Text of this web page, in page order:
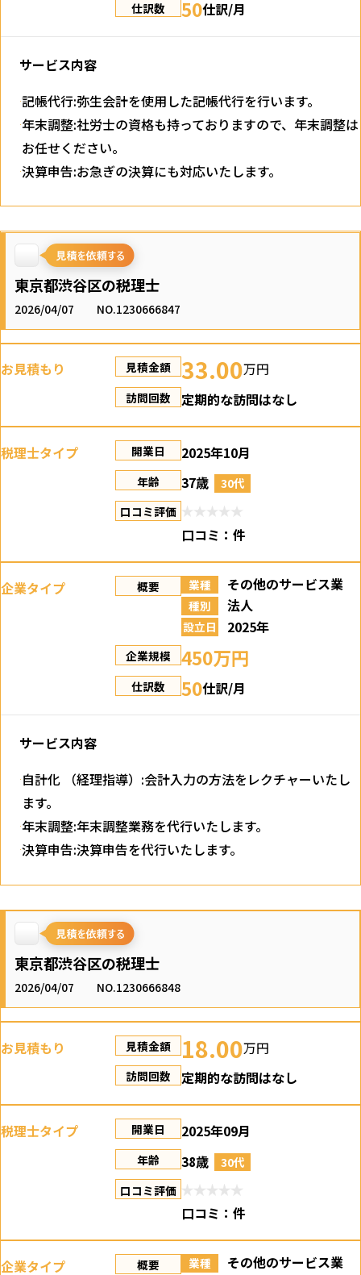
仕訳数 50仕訳/月
サービス内容
記帳代行:弥生会計を使用した記帳代行を行います。
年末調整:社労士の資格も持っておりますので、年末調整は
お任せください。
決算申告:お急ぎの決算にも対応いたします。
東京都渋谷区の税理士
2026/04/07 NO.1230666847
お見積もり 見積金額 33.00万円
訪問回数 定期的な訪問はなし
税理士タイプ 開業日 2025年10月
年齢 37歳
30代
口コミ評価
口コミ：件
企業タイプ 概要 業種 その他のサービス業
種別 法人
設立日 2025年
企業規模 450万円
仕訳数 50仕訳/月
サービス内容
自計化 （経理指導）:会計入力の方法をレクチャーいたし
ます。
年末調整:年末調整業務を代行いたします。
決算申告:決算申告を代行いたします。
東京都渋谷区の税理士
2026/04/07 NO.1230666848
お見積もり 見積金額 18.00万円
訪問回数 定期的な訪問はなし
税理士タイプ 開業日 2025年09月
年齢 38歳
30代
口コミ評価
口コミ：件
企業タイプ 概要 業種
その他のサービス業